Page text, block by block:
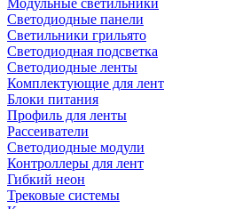
Модульные светильники
Светодиодные панели
Светильники грильято
Светодиодная подсветка
Светодиодные ленты
Комплектующие для лент
Блоки питания
Профиль для ленты
Рассеиватели
Светодиодные модули
Контроллеры для лент
Гибкий неон
Трековые системы